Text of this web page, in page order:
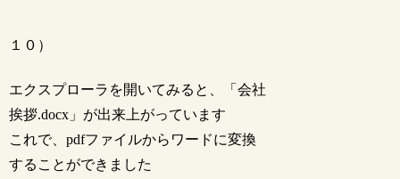
１０）
エクスプローラを開いてみると、「会社
挨拶.docx」が出来上がっています
これで、pdfファイルからワードに変換
することができました